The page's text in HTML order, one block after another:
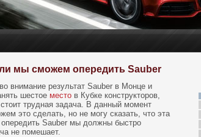
мы сможем опередить Sauber
внимание результат Sauber в Монце и
шестое место в Кубке конструкторов,
трудная задача. В данный момент
это сделать, но не могу сказать, что эта
Sauber мы должны быстро
не помешает.